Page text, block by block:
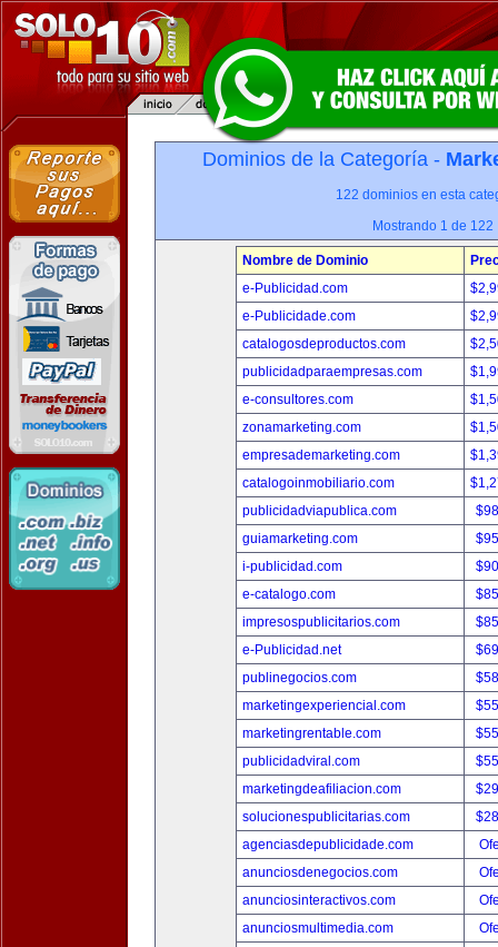
Dominios de la Categoría -
122 dominios en esta
Mostrando 1 de 122
Nombre de Dominio
e-Publicidad.com
e-Publicidade.com
catalogosdeproductos.com
publicidadparaempresas.com
e-consultores.com
zonamarketing.com
empresademarketing.com
catalogoinmobiliario.com
publicidadviapublica.com
guiamarketing.com
i-publicidad.com
e-catalogo.com
impresospublicitarios.com
e-Publicidad.net
publinegocios.com
marketingexperiencial.com
marketingrentable.com
publicidadviral.com
marketingdeafiliacion.com
solucionespublicitarias.com
agenciasdepublicidade.com
anunciosdenegocios.com
anunciosinteractivos.com
anunciosmultimedia.com